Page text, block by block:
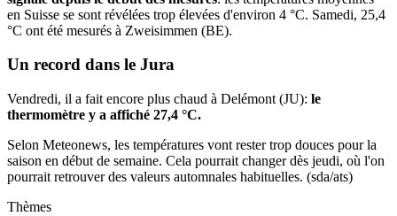
en Suisse se sont révélées trop élevées d'environ 4 °C. Samedi, 25,4
°C ont été mesurés à Zweisimmen (BE).
Un record dans le Jura
Vendredi, il a fait encore plus chaud à Delémont (JU): le
thermomètre y a affiché 27,4 °C.
Selon Meteonews, les températures vont rester trop douces pour la
saison en début de semaine. Cela pourrait changer dès jeudi, où l'on
pourrait retrouver des valeurs automnales habituelles. (sda/ats)
Thèmes